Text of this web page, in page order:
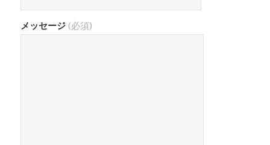
メッセージ (必須)